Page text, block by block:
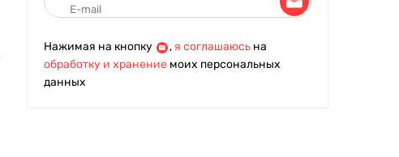
Нажимая на кнопку , я соглашаюсь на
обработку и хранение моих персональных
данных